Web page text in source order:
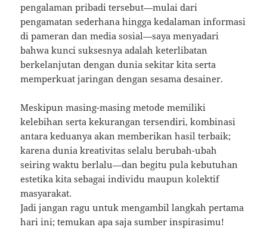
pengalaman pribadi tersebut—mulai dari
pengamatan sederhana hingga kedalaman informasi
di pameran dan media sosial—saya menyadari
bahwa kunci suksesnya adalah keterlibatan
berkelanjutan dengan dunia sekitar kita serta
memperkuat jaringan dengan sesama desainer.
Meskipun masing-masing metode memiliki
kelebihan serta kekurangan tersendiri, kombinasi
antara keduanya akan memberikan hasil terbaik;
karena dunia kreativitas selalu berubah-ubah
seiring waktu berlalu—dan begitu pula kebutuhan
estetika kita sebagai individu maupun kolektif
masyarakat.
Jadi jangan ragu untuk mengambil langkah pertama
hari ini; temukan apa saja sumber inspirasimu!